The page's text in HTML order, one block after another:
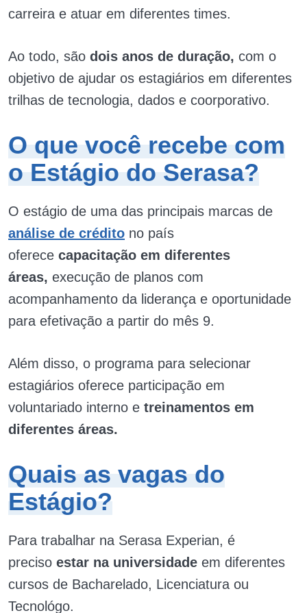
carreira e atuar em diferentes times.
Ao todo, são dois anos de duração, com o
objetivo de ajudar os estagiários em diferentes
trilhas de tecnologia, dados e coorporativo.
O que você recebe com
o Estágio do Serasa?
O estágio de uma das principais marcas de
análise de crédito no país
oferece capacitação em diferentes
áreas, execução de planos com
acompanhamento da liderança e oportunidade
para efetivação a partir do mês 9.
Além disso, o programa para selecionar
estagiários oferece participação em
voluntariado interno e treinamentos em
diferentes áreas.
Quais as vagas do
Estágio?
Para trabalhar na Serasa Experian, é
preciso estar na universidade em diferentes
cursos de Bacharelado, Licenciatura ou
Tecnológo.